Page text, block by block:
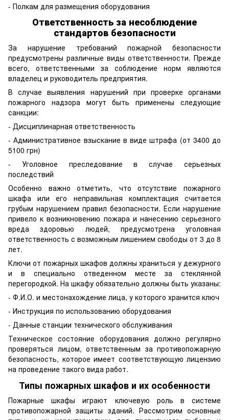
- Полкам для размещения оборудования
Ответственность за несоблюдение
стандартов безопасности
За нарушение требований пожарной безопасности
предусмотрены различные виды ответственности. Прежде
всего, ответственными за соблюдение норм являются
владелец и руководитель предприятия.
В случае выявления нарушений при проверке органами
пожарного надзора могут быть применены следующие
санкции:
- Дисциплинарная ответственность
- Административное взыскание в виде штрафа (от 3400 до
5100 грн)
- Уголовное преследование в случае серьезных
последствий
Особенно важно отметить, что отсутствие пожарного
шкафа или его неправильная комплектация считается
грубым нарушением правил безопасности. Если нарушение
привело к возникновению пожара и нанесению серьезного
вреда здоровью людей, предусмотрена уголовная
ответственность с возможным лишением свободы от 3 до 8
лет.
Ключи от пожарных шкафов должны храниться у дежурного
и в специально отведенном месте за стеклянной
перегородкой. На шкафу обязательно должны быть указаны:
- Ф.И.О. и местонахождение лица, у которого хранится ключ
- Инструкция по использованию оборудования
- Данные станции технического обслуживания
Техническое состояние оборудования должно регулярно
проверяться лицом, ответственным за противопожарную
безопасность, которое имеет соответствующую лицензию
на проведение такого вида работ.
Типы пожарных шкафов и их особенности
Пожарные шкафы играют ключевую роль в системе
противопожарной защиты зданий. Рассмотрим основные